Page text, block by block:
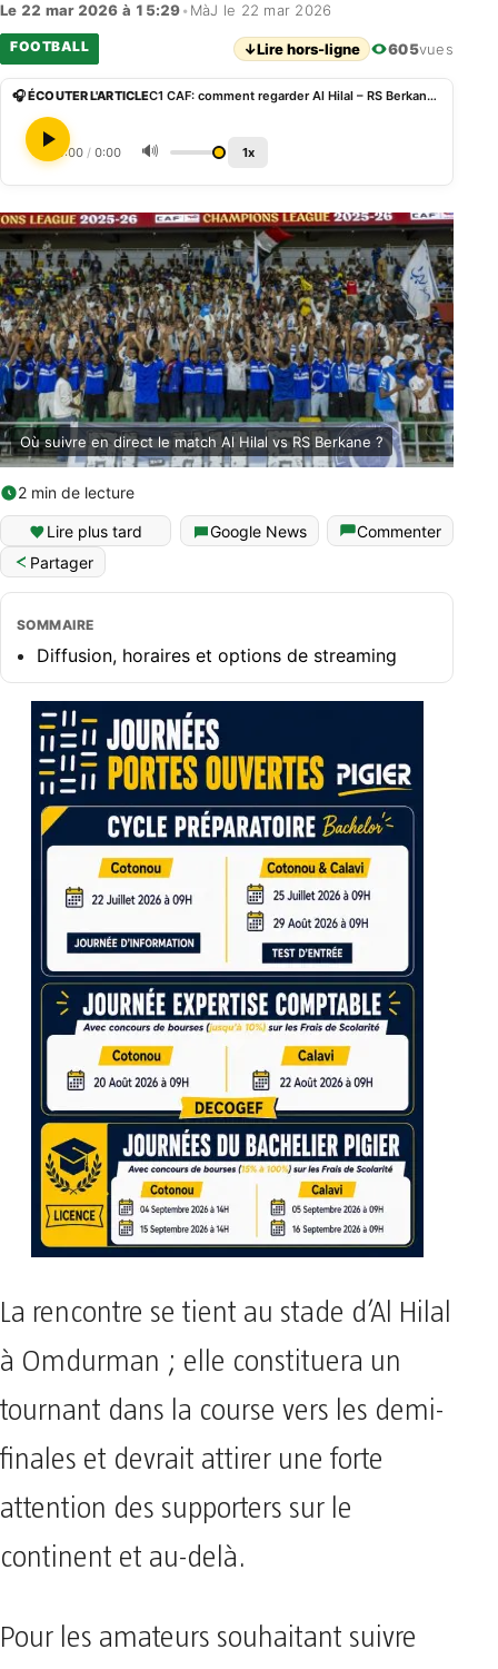
Le 22 mar 2026 à 15:29• MàJ le 22 mar 2026
FOOTBALL ↓Lire hors-ligne 605vues
🎧 ÉCOUTER L'ARTICLE C1 CAF: comment regarder Al Hilal – RS Berkane en direct
0:00 / 0:00 🔊 1x
Où suivre en direct le match Al Hilal vs RS Berkane ?
2 min de lecture
Lire plus tard Google News
Commenter
Partager
SOMMAIRE
Diffusion, horaires et options de streaming
La rencontre se tient au stade d’Al Hilal
à Omdurman ; elle constituera un
tournant dans la course vers les demi-
finales et devrait attirer une forte
attention des supporters sur le
continent et au-delà.
Pour les amateurs souhaitant suivre